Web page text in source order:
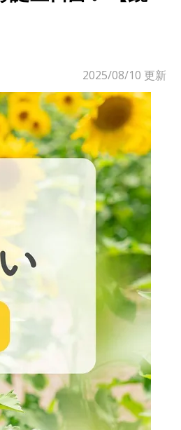
2025/08/10 更新